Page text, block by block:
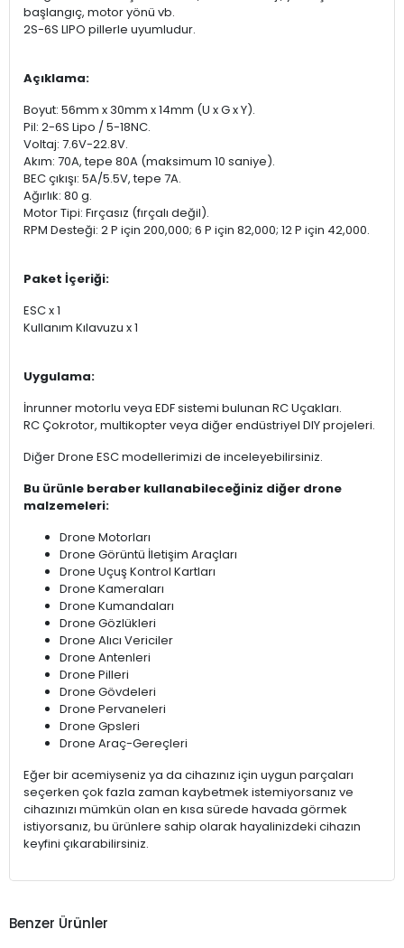
başlangıç, motor yönü vb.
2S-6S LIPO pillerle uyumludur.
Açıklama:
Boyut: 56mm x 30mm x 14mm (U x G x Y).
Pil: 2-6S Lipo / 5-18NC.
Voltaj: 7.6V-22.8V.
Akım: 70A, tepe 80A (maksimum 10 saniye).
BEC çıkışı: 5A/5.5V, tepe 7A.
Ağırlık: 80 g.
Motor Tipi: Fırçasız (fırçalı değil).
RPM Desteği: 2 P için 200,000; 6 P için 82,000; 12 P için 42,000.
Paket İçeriği:
ESC x 1
Kullanım Kılavuzu x 1
Uygulama:
İnrunner motorlu veya EDF sistemi bulunan RC Uçakları.
RC Çokrotor, multikopter veya diğer endüstriyel DIY projeleri.
Diğer Drone ESC modellerimizi de inceleyebilirsiniz.
Bu ürünle beraber kullanabileceğiniz diğer drone
malzemeleri:
Drone Motorları
Drone Görüntü İletişim Araçları
Drone Uçuş Kontrol Kartları
Drone Kameraları
Drone Kumandaları
Drone Gözlükleri
Drone Alıcı Vericiler
Drone Antenleri
Drone Pilleri
Drone Gövdeleri
Drone Pervaneleri
Drone Gpsleri
Drone Araç-Gereçleri
Eğer bir acemiyseniz ya da cihazınız için uygun parçaları
seçerken çok fazla zaman kaybetmek istemiyorsanız ve
cihazınızı mümkün olan en kısa sürede havada görmek
istiyorsanız, bu ürünlere sahip olarak hayalinizdeki cihazın
keyfini çıkarabilirsiniz.
Benzer Ürünler